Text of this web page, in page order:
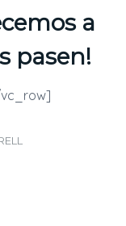
a
pasen!